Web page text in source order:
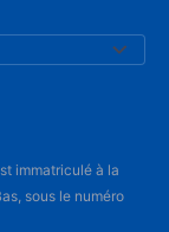
immatriculé à la
sous le numéro